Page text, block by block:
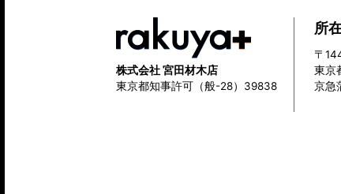
株式会社 宮田材木店
東京都知事許可（般-28）39838
所
〒
東京
京急